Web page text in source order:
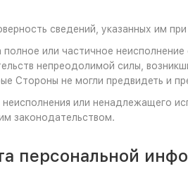
сведений, указанных им
или частичное неисполнение
непреодолимой силы,
Стороны не могли предвидеть и
или ненадлежащего
законодательством.
персональной